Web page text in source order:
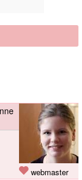
webmaster